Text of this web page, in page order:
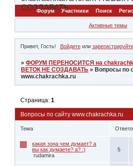
СОЗДАВАТЬ
Форум Участники Поиск
Активные темы
Привет, Гость! Войдитеили
»ФОРУМ ПЕРЕНОСИТСЯ на
ВЕТОК НЕ СОЗДАВАТЬ » Вопросы по
www.chakrachka.ru
Вопросы по сайту www.chakrachka.ru
Страница:1
Тема
какая зона чем думает? а
вы как думаете? а? :)
rudamira
5